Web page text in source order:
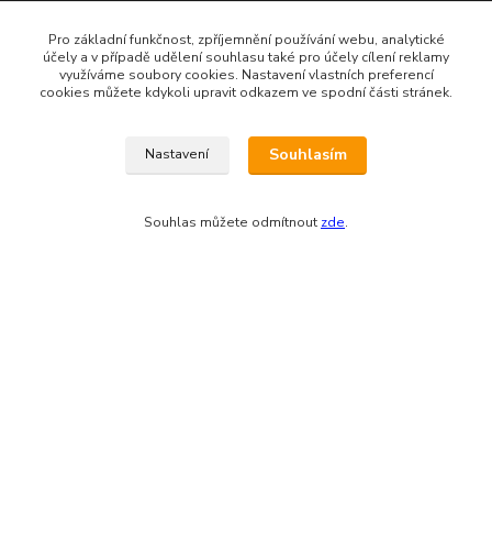
Pro základní funkčnost, zpříjemnění používání webu, analytické
účely a v případě udělení souhlasu také pro účely cílení reklamy
využíváme soubory cookies. Nastavení vlastních preferencí
cookies můžete kdykoli upravit odkazem ve spodní části stránek.
Nastavení Souhlasím
Souhlas můžete odmítnout zde.